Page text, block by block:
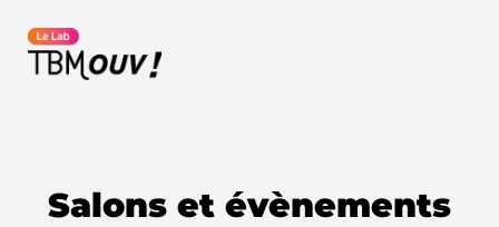
principal
Salons et évènements